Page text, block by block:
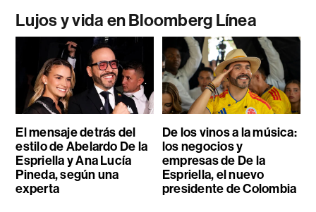
Lujos y vida en Bloomberg Línea
El mensaje detrás del
estilo de Abelardo De la
Espriella y Ana Lucía
Pineda, según una
experta
De los vinos a la música:
los negocios y
empresas de De la
Espriella, el nuevo
presidente de Colombia